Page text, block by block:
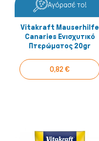
Αγόρασέ το!
Vitakraft Mauserhilfe
Canaries Ενισχυτικό
Πτερώματος 20gr
0,82 €